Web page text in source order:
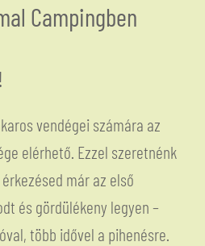
Campingben
vendégei számára az
elérhető. Ezzel szeretnénk
már az első
és gördülékeny legyen –
több idővel a pihenésre.